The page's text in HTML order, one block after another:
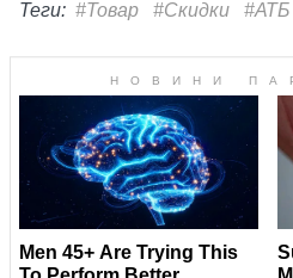
Теги: #Товар #Скидки #АТБ